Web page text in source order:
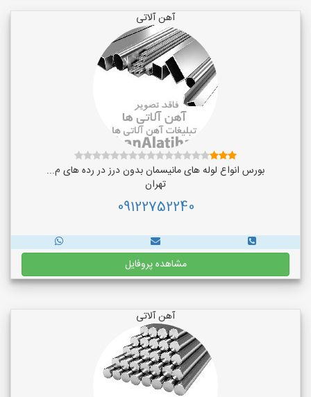
آهن آلاتی
بورس انواع لوله های مانیسمان بدون درز در رده های م...
تهران
09122752240
مشاهده پروفایل
آهن آلاتی